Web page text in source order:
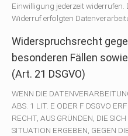
Einwilligung jederzeit
Widerruf erfolgten
Widerspruchsrecht
besonderen Fällen
(Art. 21 DSGVO)
WENN DIE
ABS. 1 LIT. E ODER F DSGVO
RECHT, AUS GRÜNDEN, DIE
SITUATION ERGEBEN, GEGEN